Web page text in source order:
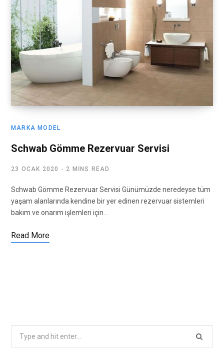
MARKA MODEL
Schwab Gömme Rezervuar Servisi
23 OCAK 2020 2 MINS READ
Schwab Gömme Rezervuar Servisi Günümüzde neredeyse tüm
yaşam alanlarında kendine bir yer edinen rezervuar sistemleri
bakım ve onarım işlemleri için…
Read More